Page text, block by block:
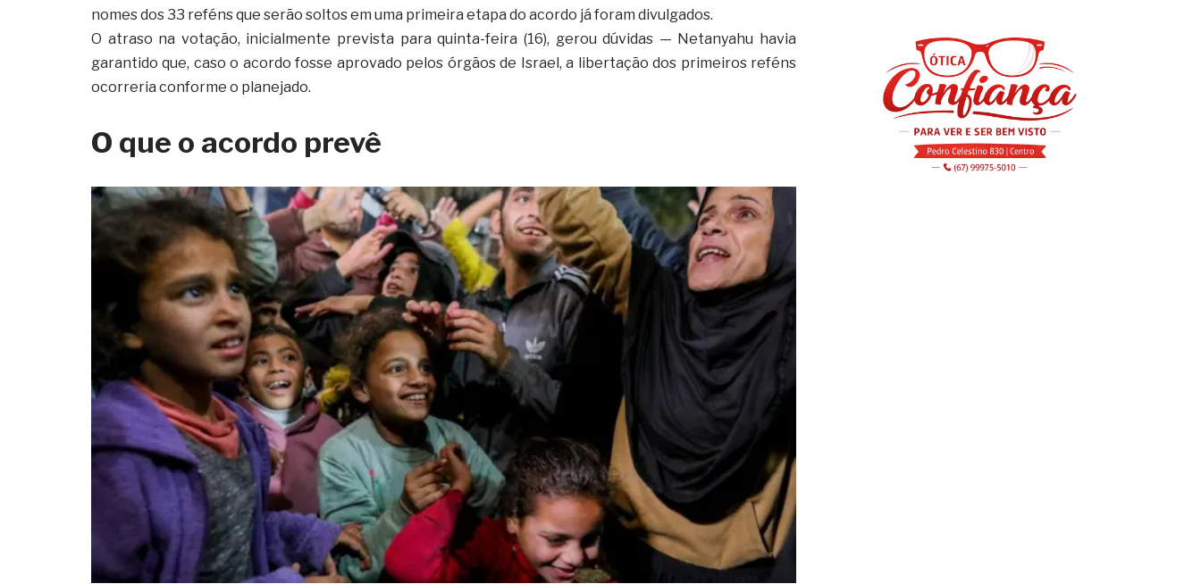
nomes dos 33 reféns que serão soltos em uma primeira etapa do acordo já foram divulgados.
O atraso na votação, inicialmente prevista para quinta-feira (16), gerou dúvidas — Netanyahu havia
garantido que, caso o acordo fosse aprovado pelos órgãos de Israel, a libertação dos primeiros reféns
ocorreria conforme o planejado.
O que o acordo prevê